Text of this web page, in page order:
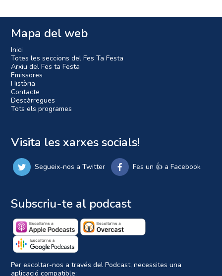
Mapa del web
Inici
Totes les seccions del Fes Ta Festa
Arxiu del Fes ta Festa
Emissores
Història
Contacte
Descàrregues
Tots els programes
Visita les xarxes socials!
Segueix-nos a Twitter Fes un 👍 a Facebook
Subscriu-te al podcast
Per escoltar-nos a través del Podcast, necessites una
aplicació compatible: